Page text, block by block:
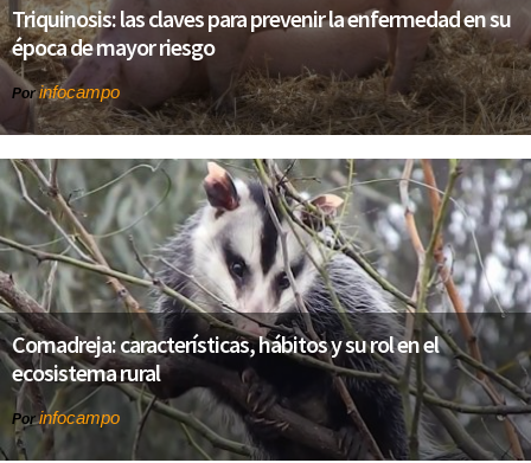
Triquinosis: las claves para prevenir la enfermedad en su
época de mayor riesgo
Porinfocampo
Comadreja: características, hábitos y su rol en el
ecosistema rural
Porinfocampo